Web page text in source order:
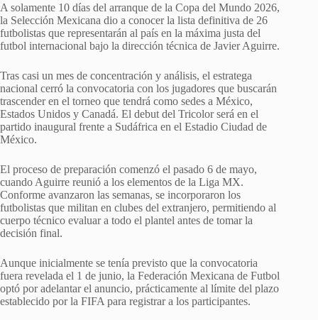
A solamente 10 días del arranque de la Copa del Mundo 2026,
la Selección Mexicana dio a conocer la lista definitiva de 26
futbolistas que representarán al país en la máxima justa del
futbol internacional bajo la dirección técnica de Javier Aguirre.
Tras casi un mes de concentración y análisis, el estratega
nacional cerró la convocatoria con los jugadores que buscarán
trascender en el torneo que tendrá como sedes a México,
Estados Unidos y Canadá. El debut del Tricolor será en el
partido inaugural frente a Sudáfrica en el Estadio Ciudad de
México.
El proceso de preparación comenzó el pasado 6 de mayo,
cuando Aguirre reunió a los elementos de la Liga MX.
Conforme avanzaron las semanas, se incorporaron los
futbolistas que militan en clubes del extranjero, permitiendo al
cuerpo técnico evaluar a todo el plantel antes de tomar la
decisión final.
Aunque inicialmente se tenía previsto que la convocatoria
fuera revelada el 1 de junio, la Federación Mexicana de Futbol
optó por adelantar el anuncio, prácticamente al límite del plazo
establecido por la FIFA para registrar a los participantes.